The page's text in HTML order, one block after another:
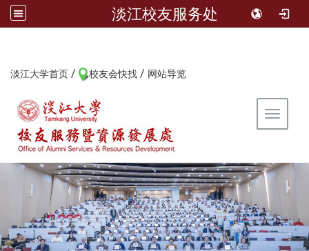
淡江校友服务处
淡江大学首页 / 校友会快找 / 网站导览
Toggle